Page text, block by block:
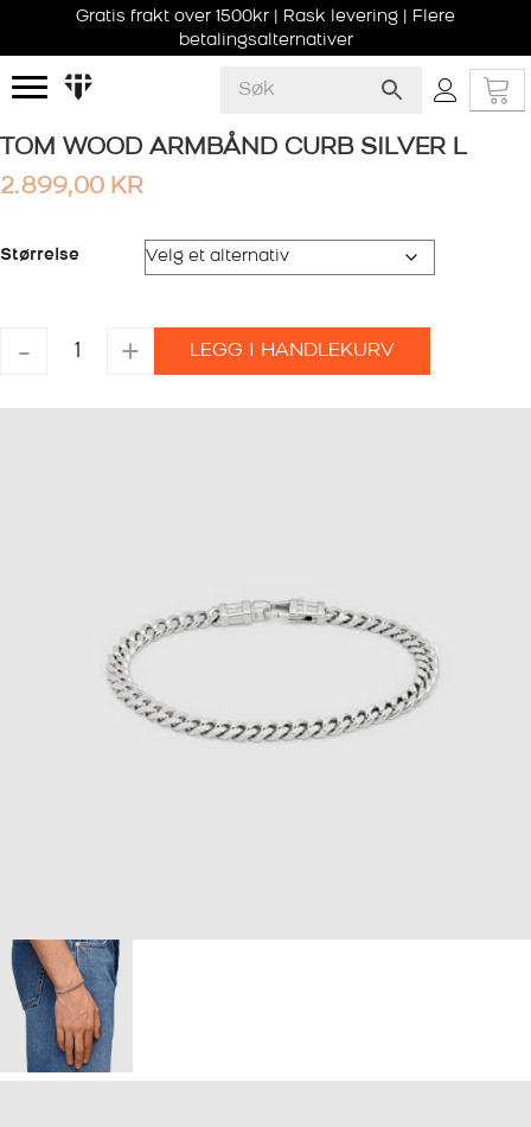
Gratis frakt over 1500kr | Rask levering | Flere
betalingsalternativer
TOM WOOD ARMBÅND CURB SILVER L
2.899,00 KR
Størrelse
-
TOM
WOOD
CURB
+ LEGG I HANDLEKURV